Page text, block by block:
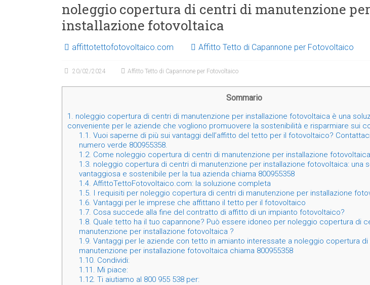
noleggio copertura di centri di manutenzione per
installazione fotovoltaica
affittotettofotovoltaico.com Affitto Tetto di Capannone per Fotovoltaico
20/02/2024 Affitto Tetto di Capannone per Fotovoltaico
Sommario
1. noleggio copertura di centri di manutenzione per installazione fotovoltaica è una
conveniente per le aziende che vogliono promuovere la sostenibilità e risparmiare sui
1.1. Vuoi saperne di più sui vantaggi dell’affitto del tetto per il fotovoltaico?
numero verde 800955358.
1.2. Come noleggio copertura di centri di manutenzione per installazione fotovoltaica
1.3. noleggio copertura di centri di manutenzione per installazione fotovoltaica: una
vantaggiosa e sostenibile per la tua azienda chiama 800955358
1.4. AffittoTettoFotovoltaico.com: la soluzione completa
1.5. I requisiti per noleggio copertura di centri di manutenzione per installazione
1.6. Vantaggi per le imprese che affittano il tetto per il fotovoltaico
1.7. Cosa succede alla fine del contratto di affitto di un impianto fotovoltaico?
1.8. Quale tetto ha il tuo capannone? Può essere idoneo per noleggio copertura di
manutenzione per installazione fotovoltaica ?
1.9. Vantaggi per le aziende con tetto in amianto interessate a noleggio copertura
manutenzione per installazione fotovoltaica chiama 800955358
1.10. Condividi:
1.11. Mi piace:
1.12. Ti aiutiamo al 800 955 538 per: